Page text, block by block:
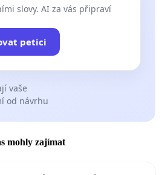
slovy. AI za vás připraví
petici
vaše
od návrhu
mohly zajímat